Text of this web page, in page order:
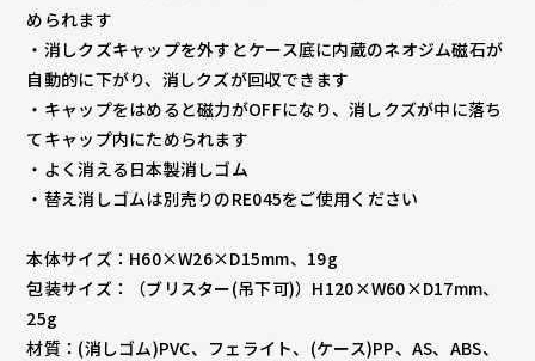
められます
・消しクズキャップを外すとケース底に内蔵のネオジム磁石が
自動的に下がり、消しクズが回収できます
・キャップをはめると磁力がOFFになり、消しクズが中に落ち
てキャップ内にためられます
・よく消える日本製消しゴム
・替え消しゴムは別売りのRE045をご使用ください
本体サイズ：H60×W26×D15mm、19g
包装サイズ：（ブリスター(吊下可)）H120×W60×D17mm、
25g
材質：(消しゴム)PVC、フェライト、(ケース)PP、AS、ABS、